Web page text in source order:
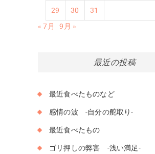
29 30
31
« 7月
9月 »
最近の投稿
最近食べたものなど
感情の波 -自分の舵取り-
最近食べたもの
ゴリ押しの弊害 -浅い満足-